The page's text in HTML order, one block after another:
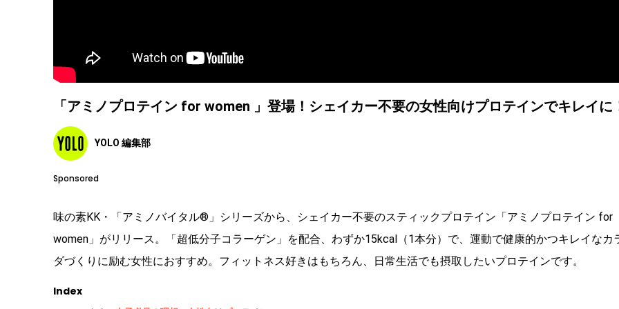
「アミノプロテイン for women 」登場！シェイカー不要の女性向けプロテインでキレイに
YOLO 編集部
Sponsored
味の素KK・「アミノバイタル®」シリーズから、シェイカー不要のスティックプロテイン「アミノプロテイン for
women」がリリース。「超低分子コラーゲン」を配合、わずか15kcal（1本分）で、運動で健康的かつキレイなカ
ダづくりに励む女性におすすめ。フィットネス好きはもちろん、日常生活でも摂取したいプロテインです。
Index